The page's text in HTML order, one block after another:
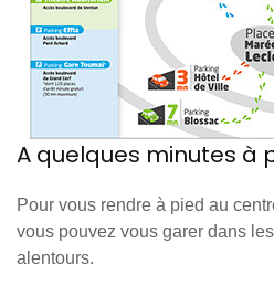
A quelques minutes à
Pour vous rendre à pied au
vous pouvez vous garer dans
alentours.